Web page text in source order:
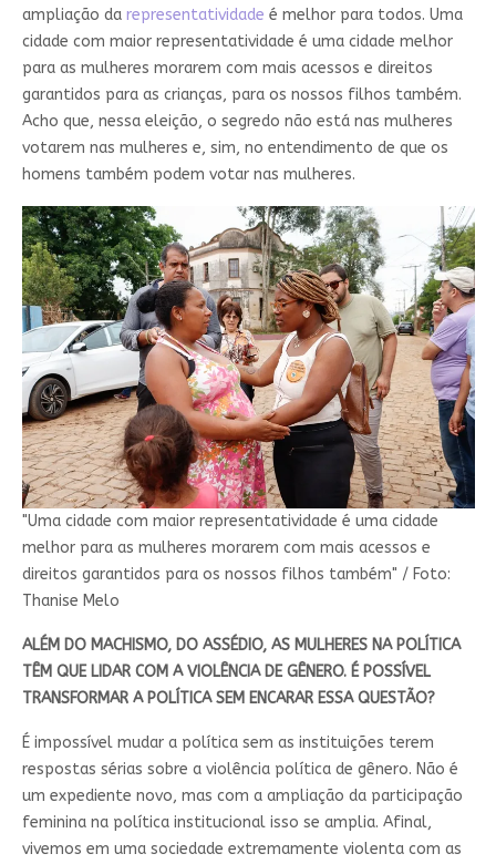
ampliação da representatividade é melhor para todos. Uma
cidade com maior representatividade é uma cidade melhor
para as mulheres morarem com mais acessos e direitos
garantidos para as crianças, para os nossos filhos também.
Acho que, nessa eleição, o segredo não está nas mulheres
votarem nas mulheres e, sim, no entendimento de que os
homens também podem votar nas mulheres.
"Uma cidade com maior representatividade é uma cidade
melhor para as mulheres morarem com mais acessos e
direitos garantidos para os nossos filhos também" / Foto:
Thanise Melo
ALÉM DO MACHISMO, DO ASSÉDIO, AS MULHERES NA POLÍTICA
TÊM QUE LIDAR COM A VIOLÊNCIA DE GÊNERO. É POSSÍVEL
TRANSFORMAR A POLÍTICA SEM ENCARAR ESSA QUESTÃO?
É impossível mudar a política sem as instituições terem
respostas sérias sobre a violência política de gênero. Não é
um expediente novo, mas com a ampliação da participação
feminina na política institucional isso se amplia. Afinal,
vivemos em uma sociedade extremamente violenta com as